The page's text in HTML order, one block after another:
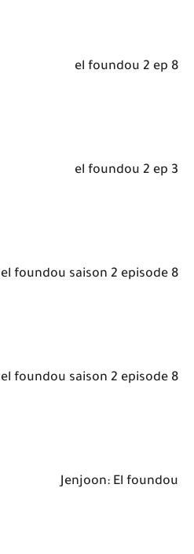
el foundou 2 ep 8
el foundou 2 ep 3
el foundou saison 2 episode 8
el foundou saison 2 episode 8
Jenjoon: El foundou